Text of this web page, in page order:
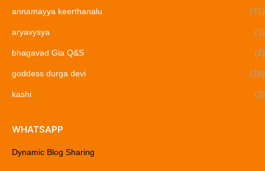
annamayya keerthanalu (71)
aryavysya (1)
bhagavad Gia Q&S (2)
goddess durga devi (18)
kashi (3)
WHATSAPP
Dynamic Blog Sharing